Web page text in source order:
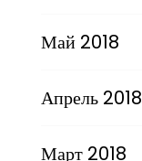
Май 2018
Апрель 2018
Март 2018